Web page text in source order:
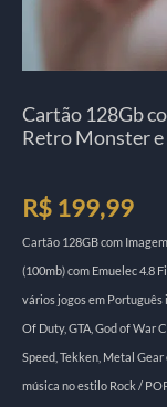
Cartão 128Gb
Retro Monster
R$ 199,99
Cartão 128GB com
(100mb) com Emuelec 4.8
vários jogos em Português
Of Duty, GTA, God of War
Speed, Tekken, Metal
música no estilo Rock /